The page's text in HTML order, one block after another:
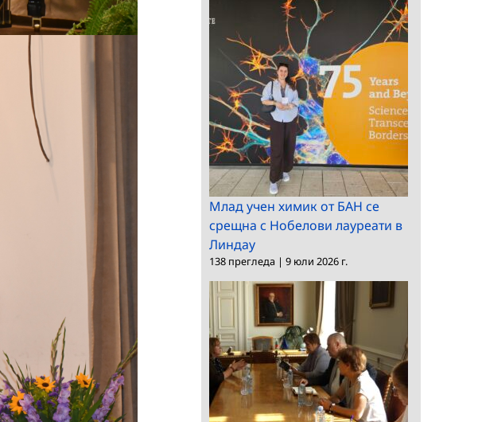
Млад учен химик от БАН се
срещна с Нобелови лауреати в
Линдау
138 прегледа | 9 юли 2026 г.